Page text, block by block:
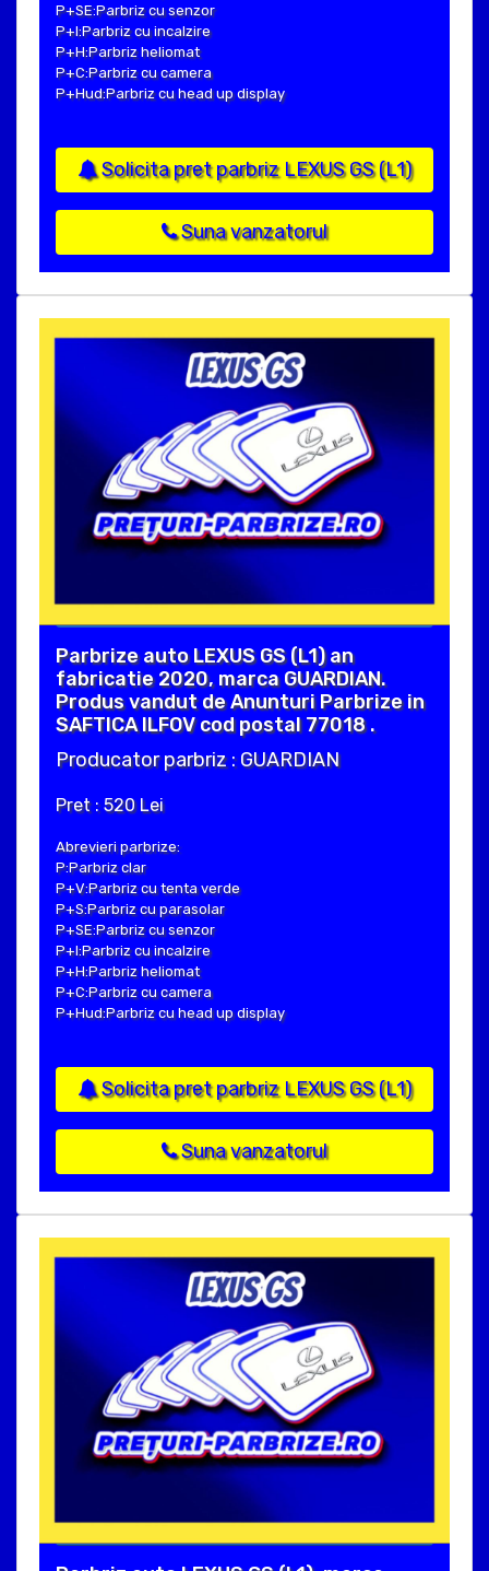
P+SE:Parbriz cu senzor
P+I:Parbriz cu incalzire
P+H:Parbriz heliomat
P+C:Parbriz cu camera
P+Hud:Parbriz cu head up display
Solicita pret parbriz LEXUS GS (L1)
Suna vanzatorul
Parbrize auto LEXUS GS (L1) an
fabricatie 2020, marca GUARDIAN.
Produs vandut de Anunturi Parbrize in
SAFTICA ILFOV cod postal 77018 .
Producator parbriz : GUARDIAN
Pret : 520 Lei
Abrevieri parbrize:
P:Parbriz clar
P+V:Parbriz cu tenta verde
P+S:Parbriz cu parasolar
P+SE:Parbriz cu senzor
P+I:Parbriz cu incalzire
P+H:Parbriz heliomat
P+C:Parbriz cu camera
P+Hud:Parbriz cu head up display
Solicita pret parbriz LEXUS GS (L1)
Suna vanzatorul